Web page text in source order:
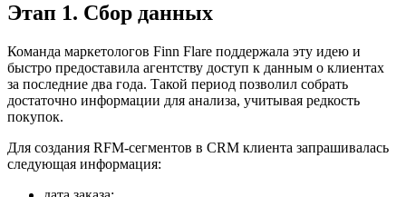
Этап 1. Сбор данных
Команда маркетологов Finn Flare поддержала эту идею и
быстро предоставила агентству доступ к данным о клиентах
за последние два года. Такой период позволил собрать
достаточно информации для анализа, учитывая редкость
покупок.
Для создания RFM-сегментов в CRM клиента запрашивалась
следующая информация: